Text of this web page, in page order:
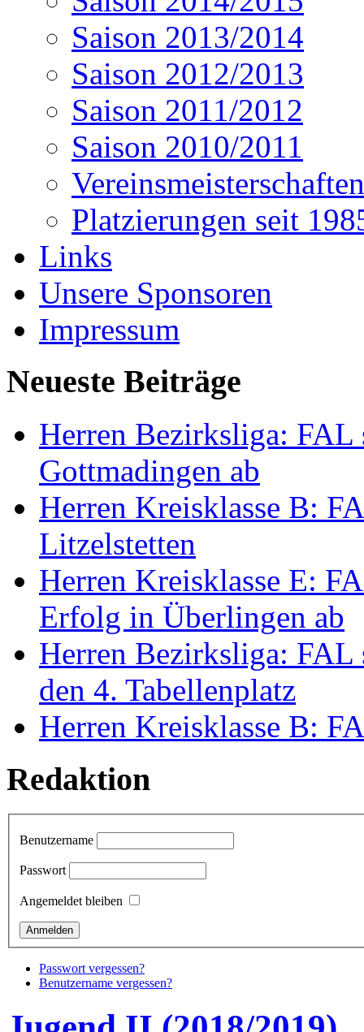
Saison 2013/2014
Saison 2012/2013
Saison 2011/2012
Saison 2010/2011
Vereinsmeisterschaften
Platzierungen seit
Links
Unsere Sponsoren
Impressum
Neueste Beiträge
Herren Bezirksliga:
Gottmadingen ab
Herren Kreisklasse B:
Litzelstetten
Herren Kreisklasse E:
Erfolg in Überlingen ab
Herren Bezirksliga:
den 4. Tabellenplatz
Herren Kreisklasse B:
Redaktion
Benutzername
Passwort
Angemeldet bleiben
Passwort vergessen?
Benutzername vergessen?